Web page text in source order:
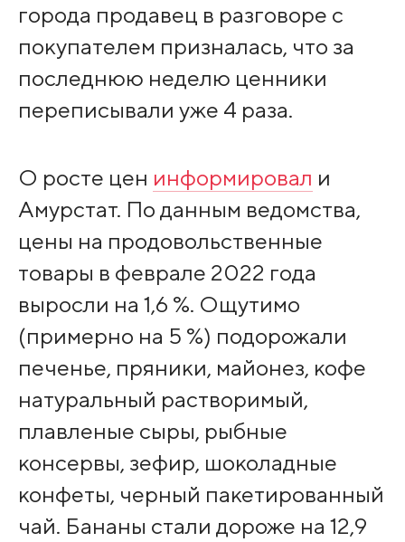
города продавец в разговоре с
покупателем призналась, что за
последнюю неделю ценники
переписывали уже 4 раза.
О росте цен информировал и
Амурстат. По данным ведомства,
цены на продовольственные
товары в феврале 2022 года
выросли на 1,6 %. Ощутимо
(примерно на 5 %) подорожали
печенье, пряники, майонез, кофе
натуральный растворимый,
плавленые сыры, рыбные
консервы, зефир, шоколадные
конфеты, черный пакетированный
чай. Бананы стали дороже на 12,9